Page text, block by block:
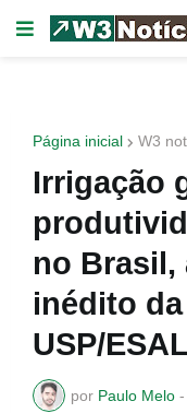
Página inicial W3
Irrigação
no Brasil,
inédito
USP/
por Paulo Melo -